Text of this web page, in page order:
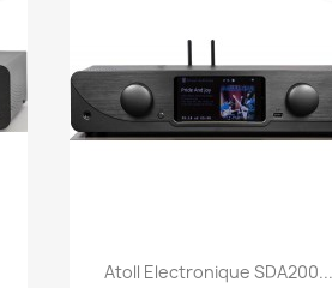
Aperçu rapide
Atoll Electronique SDA200...